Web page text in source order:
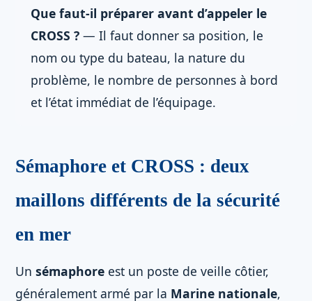
Que faut-il préparer avant d’appeler le
CROSS ? — Il faut donner sa position, le
nom ou type du bateau, la nature du
problème, le nombre de personnes à bord
et l’état immédiat de l’équipage.
Sémaphore et CROSS : deux
maillons différents de la sécurité
en mer
Un sémaphore est un poste de veille côtier,
généralement armé par la Marine nationale,